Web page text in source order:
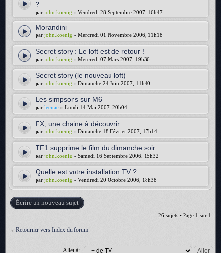
?
par john.koenig » Vendredi 28 Septembre 2007, 16h47
Morandini
par john.koenig » Mercredi 01 Novembre 2006, 11h18
Secret story : Le loft est de retour !
par john.koenig » Mercredi 07 Mars 2007, 19h36
Secret story (le nouveau loft)
par john.koenig » Dimanche 24 Juin 2007, 11h40
Les simpsons sur M6
par lecnac » Lundi 14 Mai 2007, 20h04
FX, une chaine à découvrir
par john.koenig » Dimanche 18 Février 2007, 17h14
TF1 supprime le film du dimanche soir
par john.koenig » Samedi 16 Septembre 2006, 15h32
Quelle est votre installation TV ?
par john.koenig » Vendredi 20 Octobre 2006, 18h38
Écrire un nouveau sujet
26 sujets • Page 1 sur 1
Retourner vers Index du forum
Aller à: